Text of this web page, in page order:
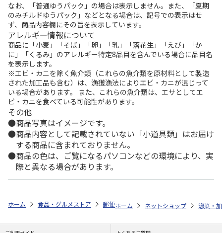
なお、「普通ゆうパック」の場合は表示しません。また、「夏期
のみチルドゆうパック」などとなる場合は、記号での表示はせ
ず、商品内容欄にその旨を表示しています。
アレルギー情報について
商品に「小麦」「そば」「卵」「乳」「落花生」「えび」「か
に」「くるみ」のアレルギー特定8品目を含んでいる場合に品目名
を表示します。
※エビ・カニを除く魚介類（これらの魚介類を原材料として製造
された加工品も含む）は、漁獲漁法によりエビ・カニが混じって
いる場合があります。 また、これらの魚介類は、エサとしてエ
ビ・カニを食べている可能性があります。
その他
商品写真はイメージです。
商品内容として記載されていない「小道具類」はお届け
する商品に含まれておりません。
商品の色は、ご覧になるパソコンなどの環境により、実
際と異なる場合があります。
ホーム 食品・グルメストア 郵便局のカタログ 夏のおすすめセレク
ホーム ネットショップ 惣菜・